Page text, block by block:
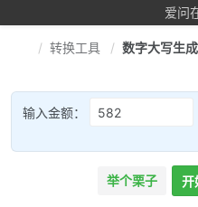
爱问
转换工具 数字大写生
输入金额：
举个栗子 开